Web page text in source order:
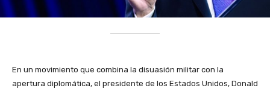
En un movimiento que combina la disuasión militar con la
apertura diplomática, el presidente de los Estados Unidos, Donald